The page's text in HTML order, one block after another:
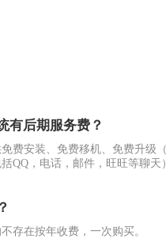
有后期服务费？
费安装、免费移机、免费升级
QQ，电话，邮件，旺旺等聊天
存在按年收费，一次购买。